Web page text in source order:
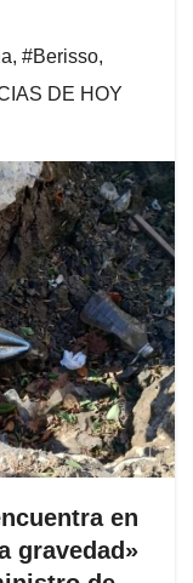
, #Berisso,
DE HOY
en
gravedad»